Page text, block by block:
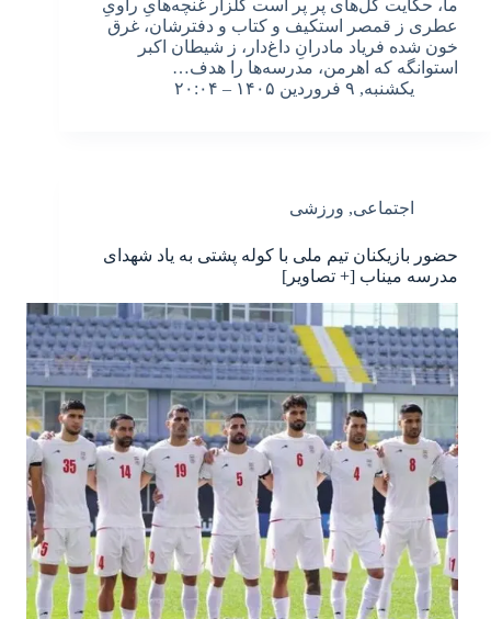
ما، حکایت گل‌های پر پر است گلزار غنچه‌هایِ راویِ
عطری ز قمصر استکیف و کتاب و دفترشان، غرق
خون شده فریاد مادرانِ داغ‌دار، ز شیطان اکبر
استوانگه که اهرمن، مدرسه‌ها را هدف…
یکشنبه, ۹ فروردین ۱۴۰۵ – ۲۰:۰۴
اجتماعی, ورزشی
حضور بازیکنان تیم ملی با کوله‌ پشتی به یاد شهدای
مدرسه میناب [+ تصاویر]